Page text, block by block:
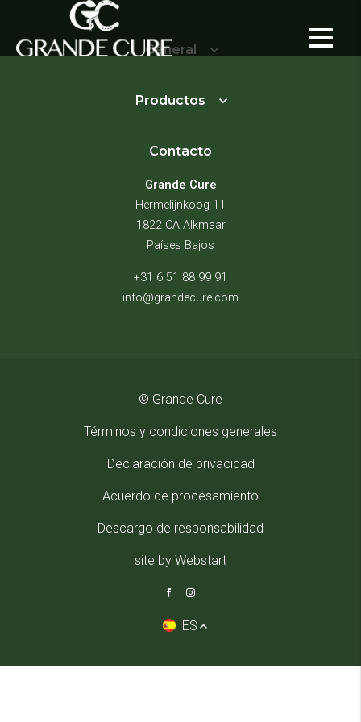
General
Productos
Contacto
Grande Cure
Hermelijnkoog 11
1822 CA Alkmaar
Países Bajos
+31 6 51 88 99 91
info@grandecure.com
© Grande Cure
Términos y condiciones generales
Declaración de privacidad
Acuerdo de procesamiento
Descargo de responsabilidad
site by Webstart
ES